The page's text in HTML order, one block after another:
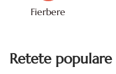
Fierbere
Retete populare